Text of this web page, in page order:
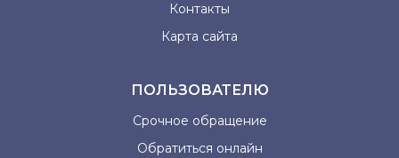
Контакты
Карта сайта
ПОЛЬЗОВАТЕЛЮ
Срочное обращение
Обратиться онлайн